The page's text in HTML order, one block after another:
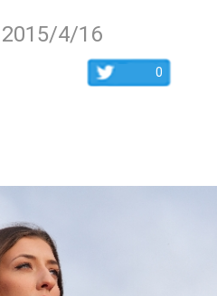
2015/4/16
0